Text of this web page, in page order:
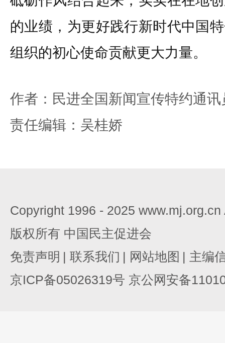
的业绩，为更好践行新时代中国
组织的初心使命贡献更大力量。
作者：民进全国新闻宣传特约通讯
责任编辑：吴桂娇
Copyright 1996 - 2025
版权所有 中国民主促进会
免责声明 | 联系我们 | 网站地图 | 主编
京ICP备05026319号 京公网安备